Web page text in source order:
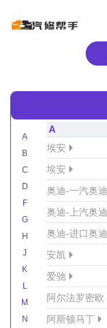
A
B
C
D
F
G
H
J
K
L
M
N
A
埃安
埃安
奥迪-一汽奥迪
奥迪-上汽奥迪
奥迪-进口奥迪
安凯
爱驰
阿尔法罗密欧
阿斯顿马丁